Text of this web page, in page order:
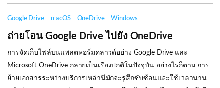
Google Drive macOS OneDrive Windows
ถ่ายโอน Google Drive ไปยัง OneDrive
การจัดเก็บไฟล์บนแพลตฟอร์มคลาวด์อย่าง Google Drive และ
Microsoft OneDrive กลายเป็นเรืองปกติในปัจจุบัน อย่างไรก็ตาม การ
ย้ายเอกสารระหว่างบริการเหล่านีมักจะรูสึกซับซ้อนและใช้เวลานาน